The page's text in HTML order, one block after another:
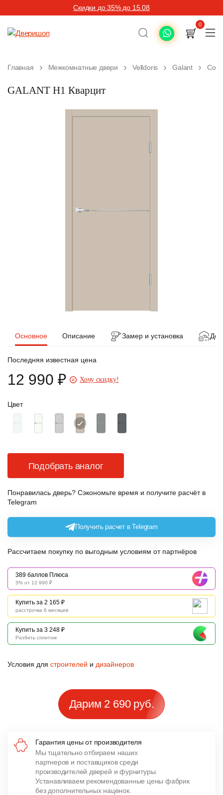
Скидки до 35% до 15.08
0
Главная Межкомнатные двери Velldoris Galant
GALANT H1 Кварцит
Основное Описание Замер и установка
Цвет
Последняя известная цена
12 990 ₽ Хочу скидку!
Подобрать аналог
Понравилась дверь? Сэкономьте время и получите расчёт в
Telegram
Получить расчет в Telegram
Рассчитаем покупку по выгодным условиям от партнёров
389 баллов Плюса
3% от 12 990 ₽
Купить за 2 165 ₽
расстрочка 6 месяцев
Купить за 3 248 ₽
Разбить сплитом
Условия для строителей и дизайнеров
Дарим 2 690 руб.
Гарантия цены от производителя
Мы тщательно отбираем наших
партнеров и поставщиков среди
производителей дверей и фурнитуры.
Устанавливаем рекомендованные цены фабрик
без дополнительных наценок.